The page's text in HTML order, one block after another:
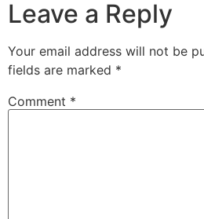
Leave a Reply
Your email address will not be
fields are marked *
Comment *